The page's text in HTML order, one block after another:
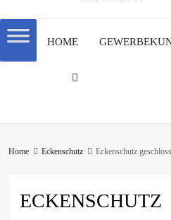
HOME
Home Eckenschutz Eckenschutz
ECKENSCHUTZ